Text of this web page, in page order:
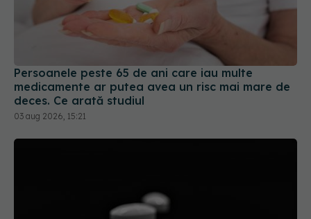
Persoanele peste 65 de ani care iau multe
medicamente ar putea avea un risc mai mare de
deces. Ce arată studiul